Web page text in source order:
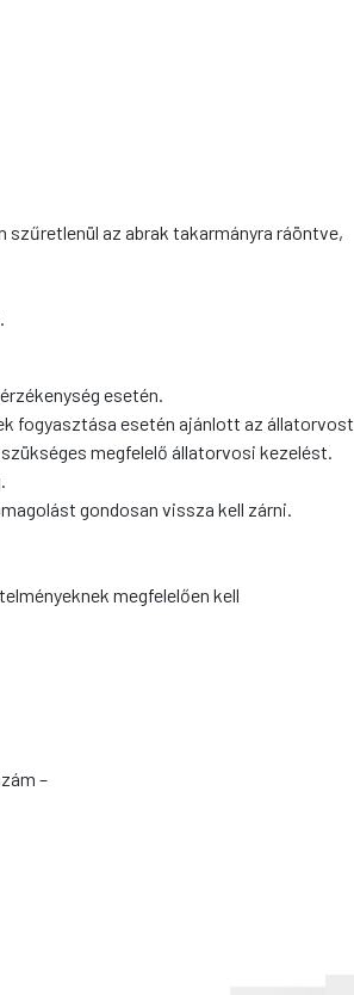
az abrak takarmányra ráöntve,
esetén.
fogyasztása esetén ajánlott az állatorvost
megfelelő állatorvosi kezelést.
gondosan vissza kell zárni.
megfelelően kell
–